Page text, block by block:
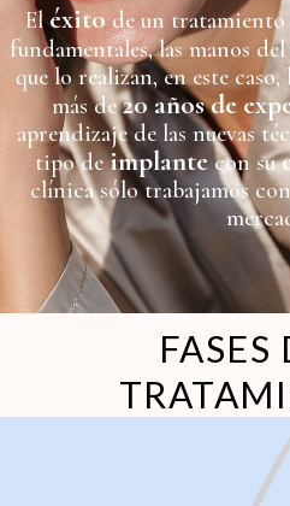
Eléxitode un tratamiento
fundamentales, las manos del
que lo realizan, en este
más de20 años de
aprendizaje de las nuevas
tipo deimplantecon su
clínica sólo trabajamos
FASES